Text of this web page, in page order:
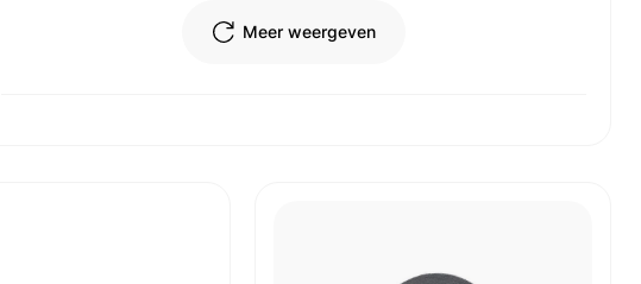
Meer weergeven